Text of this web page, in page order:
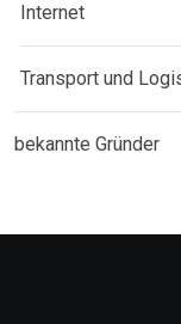
Internet
Transport und
bekannte Gründer